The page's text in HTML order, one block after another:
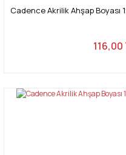
Cadence Akrilik Ahşap Boyası
116,00